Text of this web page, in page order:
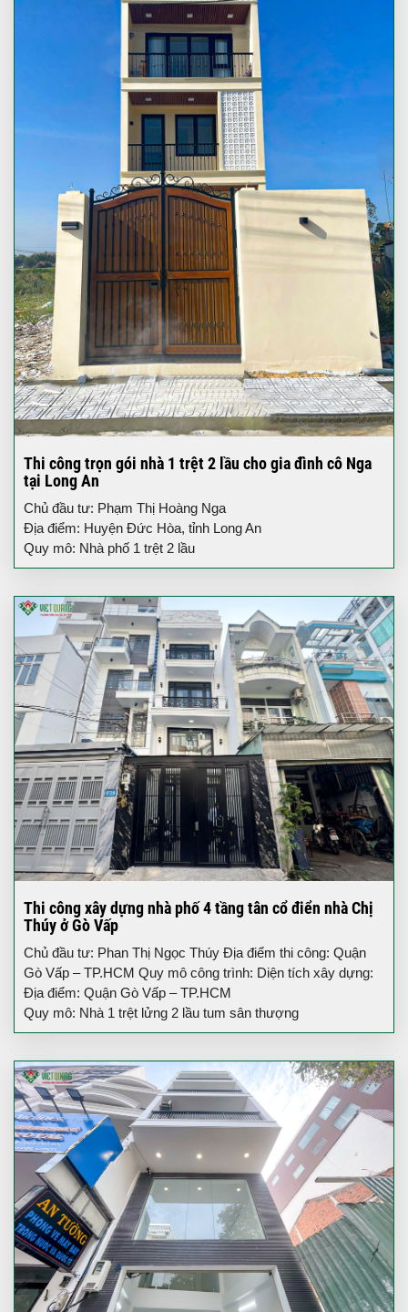
Thi công trọn gói nhà 1 trệt 2 lầu cho gia đình cô Nga
tại Long An
Chủ đầu tư: Phạm Thị Hoàng Nga
Địa điểm: Huyện Đức Hòa, tỉnh Long An
Quy mô: Nhà phố 1 trệt 2 lầu
Thi công xây dựng nhà phố 4 tầng tân cổ điển nhà Chị
Thúy ở Gò Vấp
Chủ đầu tư: Phan Thị Ngọc Thúy Địa điểm thi công: Quận
Gò Vấp – TP.HCM Quy mô công trình: Diện tích xây dựng:
Địa điểm: Quận Gò Vấp – TP.HCM
Quy mô: Nhà 1 trệt lửng 2 lầu tum sân thượng